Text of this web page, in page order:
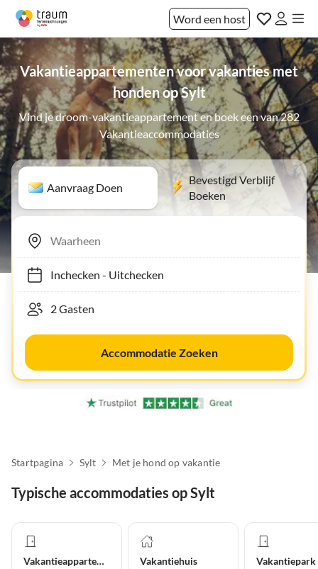
Word een host
Vakantieappartementen voor vakanties met
honden op Sylt
Vind je droom-vakantieappartement en boek een van 282
Vakantieaccommodaties
Aanvraag Doen
Bevestigd Verblijf
Boeken
Inchecken- Uitchecken
Accommodatie Zoeken
Startpagina Sylt Met je hond op vakantie
Typische accommodaties op Sylt
Vakantieappartement Vakantiehuis Vakantiepark